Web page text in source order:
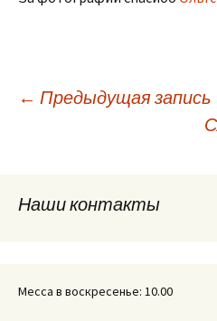
записям
← Предыдущая запись
Наши контакты
Месса в воскресенье: 10.00